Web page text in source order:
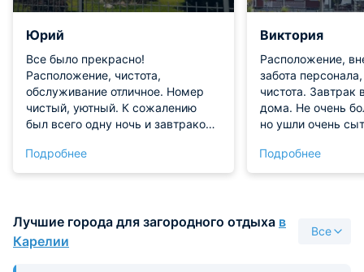
Юрий
Все было прекрасно!
Расположение, чистота,
обслуживание отличное. Номер
чистый, уютный. К сожалению
был всего одну ночь и завтраком
закрытия трассы пришлось
уехать очень рано
Подробнее
Виктория
Расположение,
забота
чистота. Завтрак
дома. Не очень
но ушли очень
Подробнее
Лучшие города для загородного отдыха в
Карелии
Все